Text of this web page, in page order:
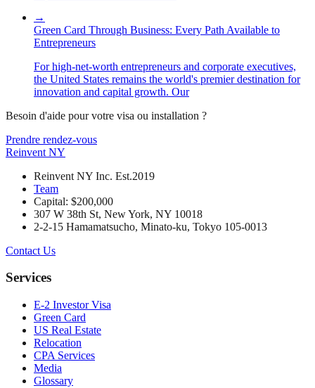
→
Green Card Through Business: Every Path Available to
Entrepreneurs
For high-net-worth entrepreneurs and corporate executives,
the United States remains the world's premier destination for
innovation and capital growth. Our
Besoin d'aide pour votre visa ou installation ?
Prendre rendez-vous
Reinvent NY
Reinvent NY Inc. Est.2019
Team
Capital: $200,000
307 W 38th St, New York, NY 10018
2-2-15 Hamamatsucho, Minato-ku, Tokyo 105-0013
Contact Us
Services
E-2 Investor Visa
Green Card
US Real Estate
Relocation
CPA Services
Media
Glossary